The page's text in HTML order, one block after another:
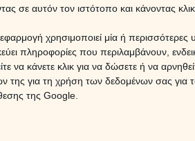
σε αυτόν τον ιστότοπο και κάνοντας
χρησιμοποιεί μία ή περισσότερες
πληροφορίες που περιλαμβάνουν,
κάνετε κλικ για να δώσετε ή να
της για τη χρήση των δεδομένων σας
της Google.
90' ΛΕΠΤΑ
90€
120'